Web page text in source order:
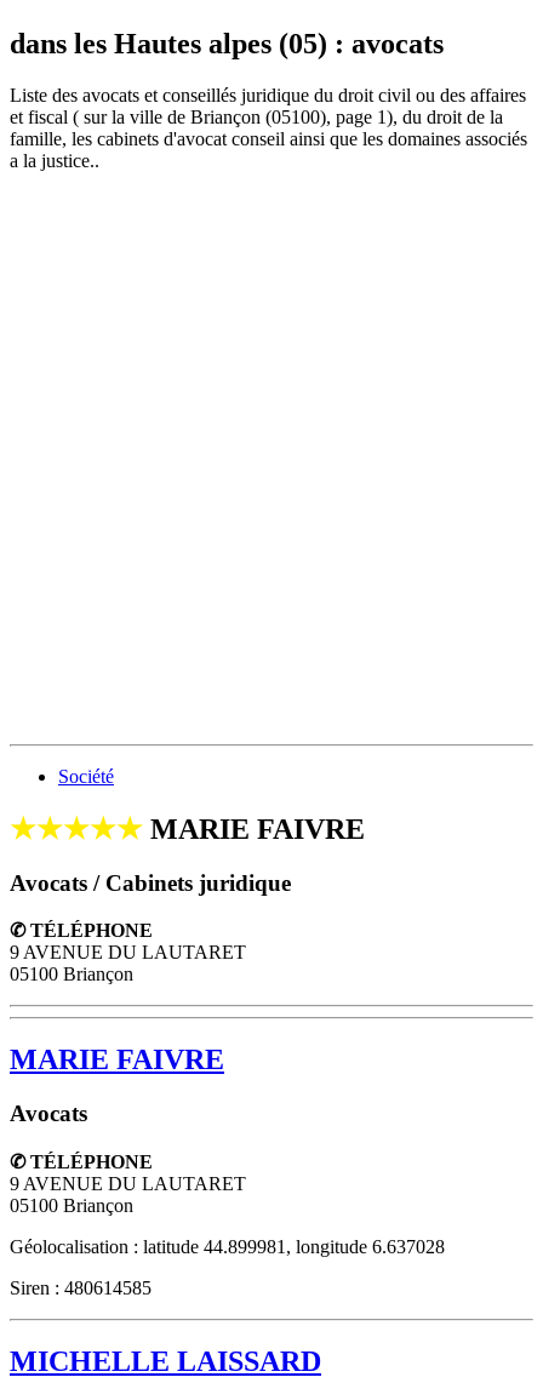
dans les Hautes alpes (05) : avocats
Liste des avocats et conseillés juridique du droit civil ou des affaires
et fiscal ( sur la ville de Briançon (05100), page 1), du droit de la
famille, les cabinets d'avocat conseil ainsi que les domaines associés
a la justice..
Société
★★★★★ MARIE FAIVRE
Avocats / Cabinets juridique
✆ TÉLÉPHONE
9 AVENUE DU LAUTARET
05100 Briançon
MARIE FAIVRE
Avocats
✆ TÉLÉPHONE
9 AVENUE DU LAUTARET
05100 Briançon
Géolocalisation : latitude 44.899981, longitude 6.637028
Siren : 480614585
MICHELLE LAISSARD